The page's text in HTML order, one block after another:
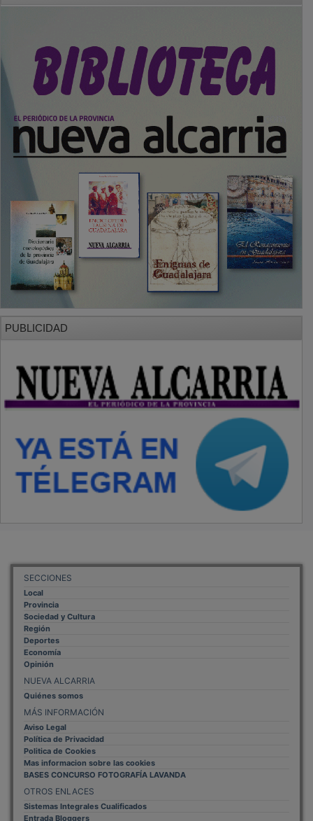
PUBLICIDAD
SECCIONES
Local
Provincia
Sociedad y Cultura
Región
Deportes
Economía
Opinión
NUEVA ALCARRIA
Quiénes somos
MÁS INFORMACIÓN
Aviso Legal
Política de Privacidad
Politica de Cookies
Mas informacion sobre las cookies
BASES CONCURSO FOTOGRAFÍA LAVANDA
OTROS ENLACES
Sistemas Integrales Cualificados
Entrada Bloggers